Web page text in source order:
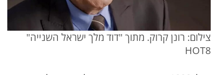
צילום: רונן קרוק. מתוך "דוד מלך ישראל השנייה"
HOT8